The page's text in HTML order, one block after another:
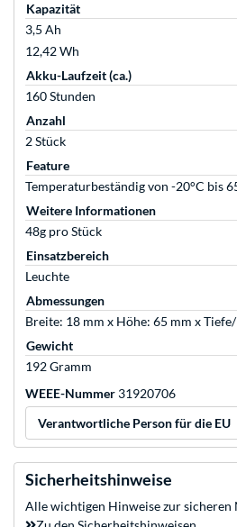
Kapazität
3,5 Ah
12,42 Wh
Akku-Laufzeit (ca.)
160 Stunden
Anzahl
2 Stück
Feature
Temperaturbeständig von -20°C bis
Weitere Informationen
48g pro Stück
Einsatzbereich
Leuchte
Abmessungen
Breite: 18 mm x Höhe: 65 mm x
Gewicht
192 Gramm
WEEE-Nummer 31920706
Verantwortliche Person für die EU
Sicherheitshinweise
Alle wichtigen Hinweise zur sicheren